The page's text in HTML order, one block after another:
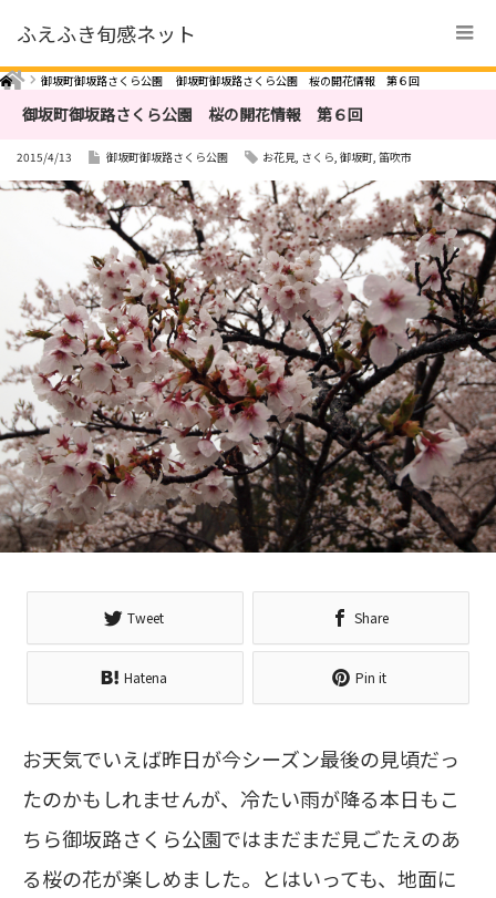
ふえふき旬感ネット
Home 御坂町御坂路さくら公園 御坂町御坂路さくら公園 桜の開花情報 第６回
御坂町御坂路さくら公園 桜の開花情報 第６回
2015/4/13 御坂町御坂路さくら公園 お花見, さくら, 御坂町, 笛吹市
Tweet Share
Hatena Pin it
お天気でいえば昨日が今シーズン最後の見頃だっ
たのかもしれませんが、冷たい雨が降る本日もこ
ちら御坂路さくら公園ではまだまだ見ごたえのあ
る桜の花が楽しめました。とはいっても、地面に